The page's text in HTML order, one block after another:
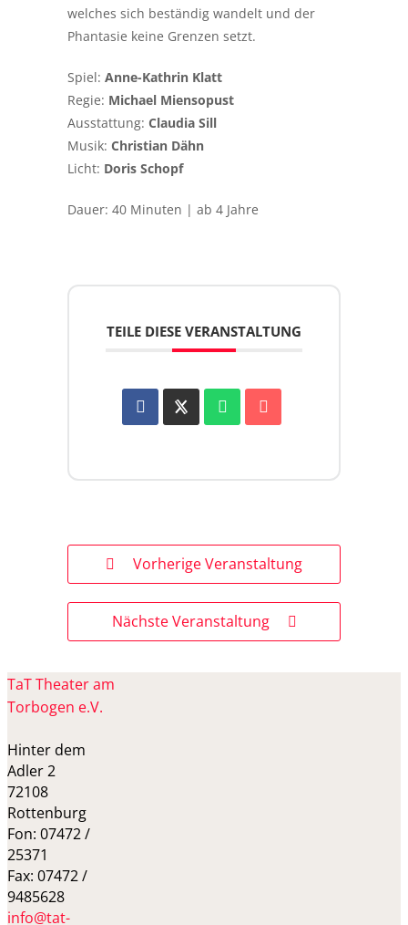
welches sich beständig wandelt und der
Phantasie keine Grenzen setzt.
Spiel: Anne-Kathrin Klatt
Regie: Michael Miensopust
Ausstattung: Claudia Sill
Musik: Christian Dähn
Licht: Doris Schopf
Dauer: 40 Minuten | ab 4 Jahre
TEILE DIESE VERANSTALTUNG
Vorherige Veranstaltung
Nächste Veranstaltung
TaT Theater am
Torbogen e.V.
Hinter dem
Adler 2
72108
Rottenburg
Fon: 07472 /
25371
Fax: 07472 /
9485628
info@tat-